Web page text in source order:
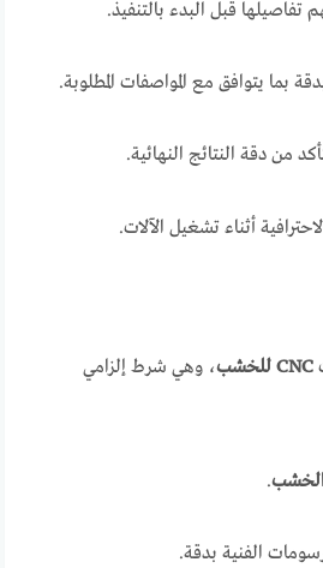
تفاصيلها قبل البدء بالتنفيذ.
بما يتوافق مع المواصفات المطلوبة.
من دقة النتائج النهائية.
أثناء تشغيل الآلات.
CNC للخشب
، وهي شرط إلزامي
.
الفنية بدقة.